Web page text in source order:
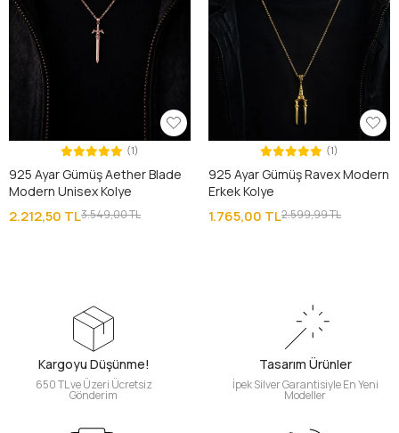
(1)
925 Ayar Gümüş Aether Blade
Modern Unisex Kolye
2.212,50 TL3.549,00 TL
(1)
925 Ayar Gümüş Ravex Modern
Erkek Kolye
1.765,00 TL2.599,99 TL
Kargoyu Düşünme!
650 TL ve Üzeri Ücretsiz
Gönderim
Tasarım Ürünler
İpek Silver Garantisiyle En Yeni
Modeller